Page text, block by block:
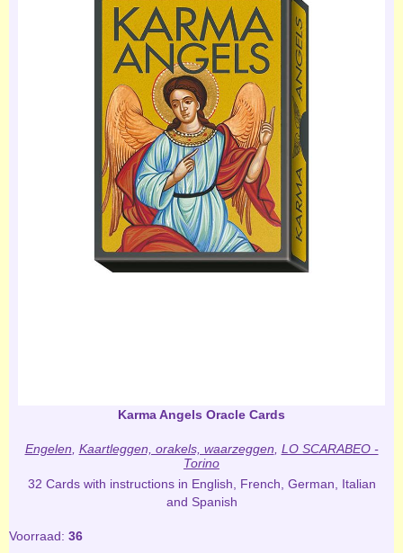
Karma Angels Oracle Cards
Engelen Kaartleggen, orakels, waarzeggen LO SCARABEO -
Torino
32 Cards with instructions in English, French, German, Italian
and Spanish
Voorraad: 36